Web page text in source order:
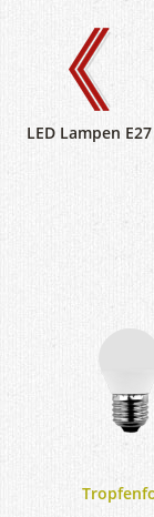
LED Lampen E27